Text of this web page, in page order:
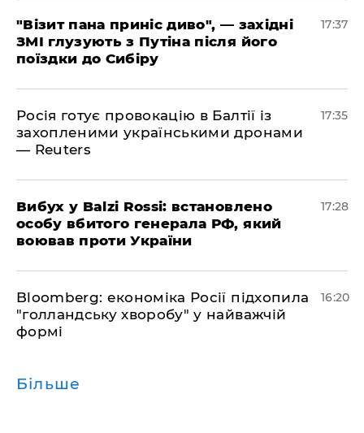
"Візит пана приніс диво", — західні
ЗМІ глузують з Путіна після його
поїздки до Сибіру
17:37
Росія готує провокацію в Балтії із
захопленими українськими дронами
— Reuters
17:35
​Вибух у Balzi Rossi: встановлено
особу вбитого генерала РФ, який
воював проти України
17:28
Bloomberg: економіка Росії підхопила
"голландську хворобу" у найважчій
формі
16:20
Більше